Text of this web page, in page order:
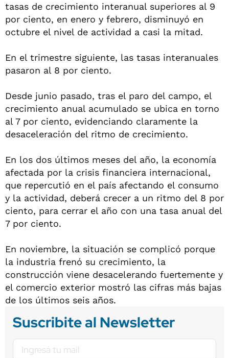
tasas de crecimiento interanual superiores al 9
por ciento, en enero y febrero, disminuyó en
octubre el nivel de actividad a casi la mitad.
En el trimestre siguiente, las tasas interanuales
pasaron al 8 por ciento.
Desde junio pasado, tras el paro del campo, el
crecimiento anual acumulado se ubica en torno
al 7 por ciento, evidenciando claramente la
desaceleración del ritmo de crecimiento.
En los dos últimos meses del año, la economía
afectada por la crisis financiera internacional,
que repercutió en el país afectando el consumo
y la actividad, deberá crecer a un ritmo del 8 por
ciento, para cerrar el año con una tasa anual del
7 por ciento.
En noviembre, la situación se complicó porque
la industria frenó su crecimiento, la
construcción viene desacelerando fuertemente y
el comercio exterior mostró las cifras más bajas
de los últimos seis años.
Suscribite al Newsletter